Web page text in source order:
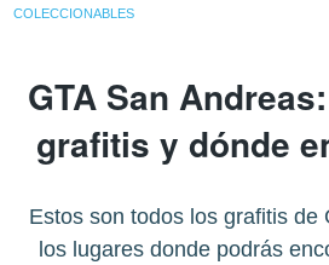
COLECCIONABLES
GTA San
grafitis y dónde
Estos son todos los grafitis de
los lugares donde podrás